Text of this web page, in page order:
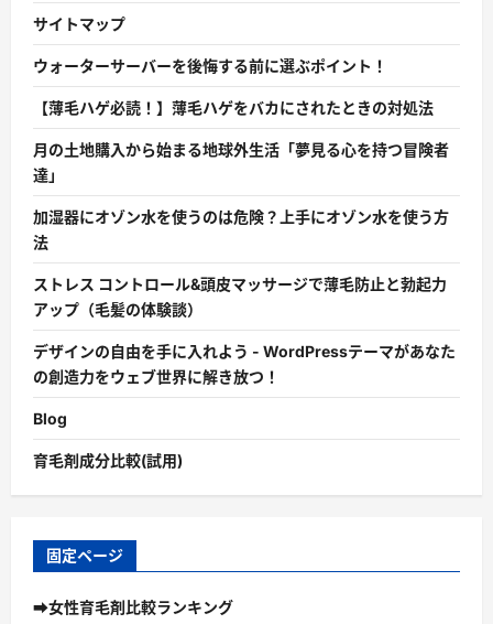
サイトマップ
ウォーターサーバーを後悔する前に選ぶポイント！
【薄毛ハゲ必読！】薄毛ハゲをバカにされたときの対処法
月の土地購入から始まる地球外生活「夢見る心を持つ冒険者
達」
加湿器にオゾン水を使うのは危険？上手にオゾン水を使う方
法
ストレス コントロール&頭皮マッサージで薄毛防止と勃起力
アップ（毛髪の体験談）
デザインの自由を手に入れよう - WordPressテーマがあなた
の創造力をウェブ世界に解き放つ！
Blog
育毛剤成分比較(試用)
固定ページ
➡女性育毛剤比較ランキング